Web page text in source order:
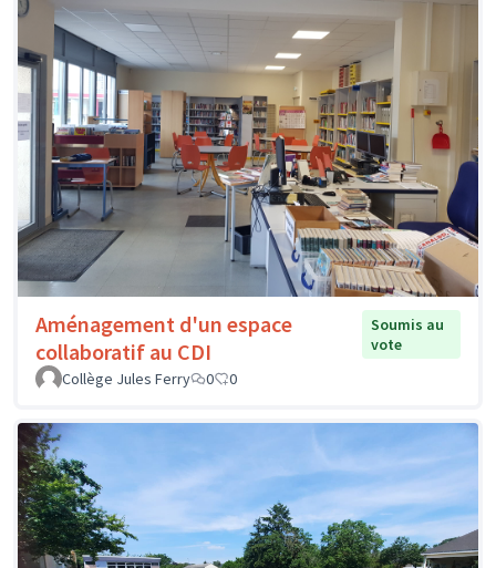
Aménagement d'un espace
collaboratif au CDI
Soumis au
vote
Collège Jules Ferry
0 0